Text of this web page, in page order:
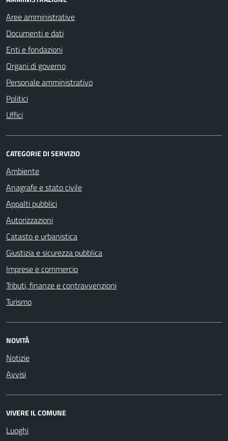
Aree amministrative
Documenti e dati
Enti e fondazioni
Organi di governo
Personale amministrativo
Politici
Uffici
CATEGORIE DI SERVIZIO
Ambiente
Anagrafe e stato civile
Appalti pubblici
Autorizzazioni
Catasto e urbanistica
Giustizia e sicurezza pubblica
Imprese e commercio
Tributi, finanze e contravvenzioni
Turismo
NOVITÀ
Notizie
Avvisi
VIVERE IL COMUNE
Luoghi